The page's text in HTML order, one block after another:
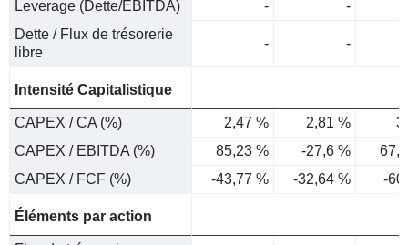
Leverage (Dette/EBITDA) -
-
Dette / Flux de trésorerie
libre
- -
Intensité Capitalistique
CAPEX / CA (%) 2,47 % 2,81 %
CAPEX / EBITDA (%)
85,23 % -27,6 %
CAPEX / FCF (%)
-43,77 % -32,64 % -
Éléments par action